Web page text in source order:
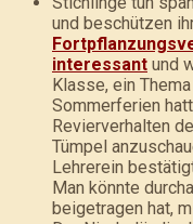
und beschützen
interessant und
Klasse, ein
Sommerferien
Revierverhalten
Tümpel
Lehrerein
Man könnte
beigetragen hat,